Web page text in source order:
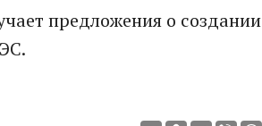
предложения о создании